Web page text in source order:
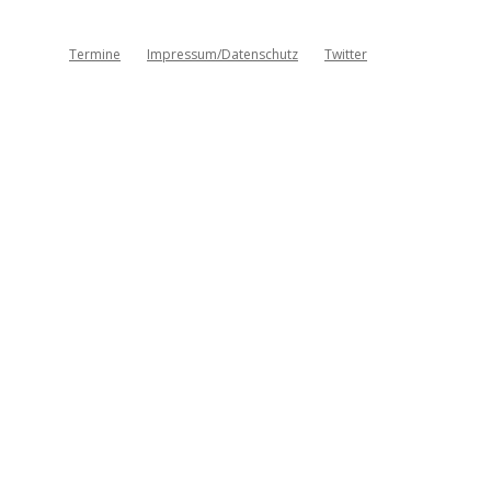
Termine Impressum/Datenschutz Twitter